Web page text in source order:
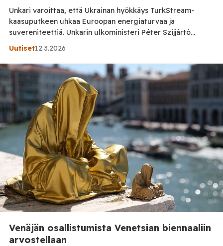
Unkari varoittaa, että Ukrainan hyökkäys TurkStream-
kaasuputkeen uhkaa Euroopan energiaturvaa ja
suvereniteettiä. Unkarin ulkoministeri Péter Szijjártó
sanoo, että Ukrainan väitetty hyökkäys TurkStream-
suvereniteettia vastaan. Hänen mukaansa kaikki putkeen
kohdistuvat hyökkäykset ovat uhka Euroopan
energiaturvalle, koska putki on tärkeä energiareitti
Kaakkois- ja Keski-Euroopan maille. Szijjártó kommentoi
asiaa sen jälkeen, kun Venäjä ilmoitti […]
Uutiset12.3.2026
Venäjän osallistumista Venetsian biennaaliin
arvostellaan